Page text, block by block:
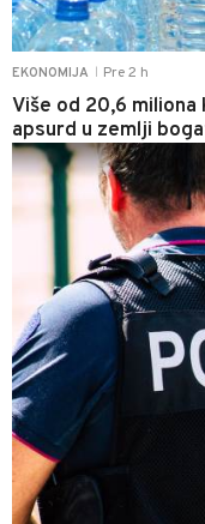
EKONOMIJA Pre 2 h
Više od 20,6 miliona
apsurd u zemlji